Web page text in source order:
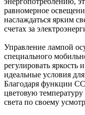
равномерное
наслаждаться ярким
счетах за
Управление лампой
специального
регулировать яркость
идеальные условия
Благодаря функции
цветовую
света по своему